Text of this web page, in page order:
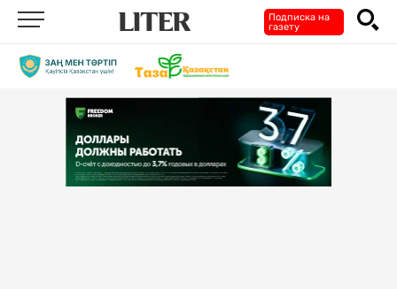
Подписка на
газету